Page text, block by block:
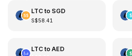
LTCto SGD
S$58.41
LTCto AED